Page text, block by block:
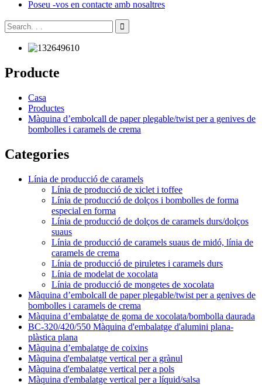
Poseu -vos en contacte amb nosaltres
Producte
Casa
Productes
Màquina d’embolcall de paper plegable/twist per a genives de
bombolles i caramels de crema
Categories
Línia de producció de caramels
Línia de producció de xiclet i toffee
Línia de producció de dolços i bombolles de forma
especial en forma
Línia de producció de dolços de caramels durs/dolços
suaus
Línia de producció de caramels suaus de midó, línia de
caramels de crema
Línia de producció de piruletes i caramels durs
Línia de modelat de xocolata
Línia de producció de mongetes de xocolata
Màquina d’embolcall de paper plegable/twist per a genives de
bombolles i caramels de crema
Màquina d’embalatge de goma de xocolata/bombolla daurada
BC-320/420/550 Màquina d'embalatge d'alumini plana-
plàstica plana
Màquina d’embalatge de coixins
Màquina d'embalatge vertical per a grànul
Màquina d'embalatge vertical per a pols
Màquina d'embalatge vertical per a líquid/salsa